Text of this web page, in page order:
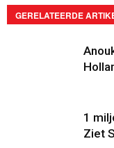
GERELATEERDE
1
Ziet